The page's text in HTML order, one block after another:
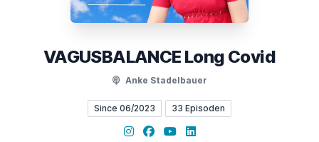
VAGUSBALANCE Long Covid
Anke Stadelbauer
Since 06/2023 33 Episoden
Instagram
Facebook
YouTubeLinkedIn